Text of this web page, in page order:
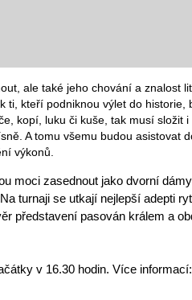
ale také jeho chování a znalost
ti, kteří podniknou výlet do historie,
kopí, luku či kuše, tak musí složit
A tomu všemu budou asistovat
výkonů.
moci zasednout jako dvorní
turnaji se utkají nejlepší adepti
představení pasován králem a
v 16.30 hodin. Více